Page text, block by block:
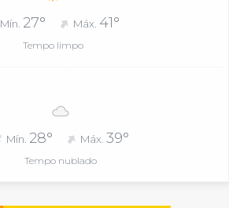
Mín. 27° Máx. 41°
Tempo limpo
Mín. 28° Máx. 39°
Tempo nublado